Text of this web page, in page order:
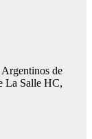
de
La Salle HC,